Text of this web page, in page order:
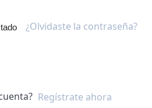
¿Olvidaste la contraseña?
Regístrate ahora